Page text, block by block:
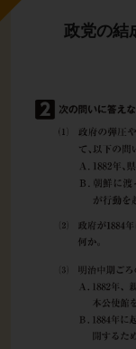
政党の結